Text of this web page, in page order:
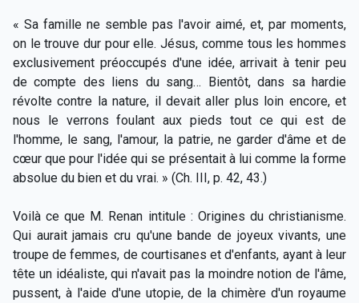
« Sa famille ne semble pas l'avoir aimé, et, par moments,
on le trouve dur pour elle. Jésus, comme tous les hommes
exclusivement préoccupés d'une idée, arrivait à tenir peu
de compte des liens du sang… Bientôt, dans sa hardie
révolte contre la nature, il devait aller plus loin encore, et
nous le verrons foulant aux pieds tout ce qui est de
l'homme, le sang, l'amour, la patrie, ne garder d'âme et de
cœur que pour l'idée qui se présentait à lui comme la forme
absolue du bien et du vrai. » (Ch. III, p. 42, 43.)
Voilà ce que M. Renan intitule : Origines du christianisme.
Qui aurait jamais cru qu'une bande de joyeux vivants, une
troupe de femmes, de courtisanes et d'enfants, ayant à leur
tête un idéaliste, qui n'avait pas la moindre notion de l'âme,
pussent, à l'aide d'une utopie, de la chimère d'un royaume